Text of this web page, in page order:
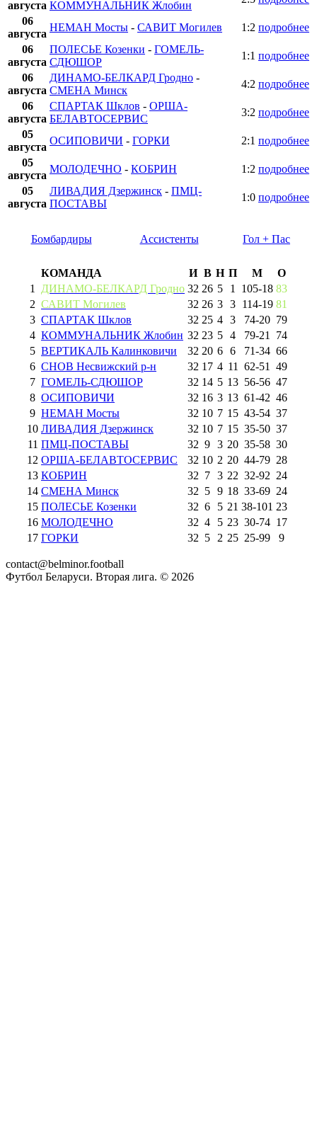
августа КОММУНАЛЬНИК Жлобин
06
августа
НЕМАН Мосты - САВИТ Могилев 1:2 подробнее
06
августа
ПОЛЕСЬЕ Козенки - ГОМЕЛЬ-
СДЮШОР
1:1 подробнее
06
августа
ДИНАМО-БЕЛКАРД Гродно -
СМЕНА Минск
4:2 подробнее
06
августа
СПАРТАК Шклов - ОРША-
БЕЛАВТОСЕРВИС
3:2 подробнее
05
августа
ОСИПОВИЧИ - ГОРКИ 2:1 подробнее
05
августа
МОЛОДЕЧНО - КОБРИН 1:2 подробнее
05
августа
ЛИВАДИЯ Дзержинск - ПМЦ-
ПОСТАВЫ
1:0 подробнее
Бомбардиры Ассистенты Гол + Пас
КОМАНДА И В Н П М
О
1
ДИНАМО-БЕЛКАРД Гродно 32 26 5 1 105-18 83
2 САВИТ Могилев 32 26 3 3 114-19 81
3 СПАРТАК Шклов 32 25 4 3 74-20 79
4 КОММУНАЛЬНИК Жлобин 32 23 5 4 79-21
74
5 ВЕРТИКАЛЬ Калинковичи 32 20 6 6 71-34 66
6 СНОВ Несвижский р-н 32 17 4 11 62-51
49
7 ГОМЕЛЬ-СДЮШОР 32 14 5 13 56-56 47
8 ОСИПОВИЧИ 32 16 3 13 61-42 46
9 НЕМАН Мосты 32 10 7 15 43-54 37
10 ЛИВАДИЯ Дзержинск 32 10 7 15 35-50 37
11 ПМЦ-ПОСТАВЫ 32 9 3 20 35-58 30
12 ОРША-БЕЛАВТОСЕРВИС 32 10 2 20 44-79 28
13 КОБРИН 32 7 3 22 32-92 24
14 СМЕНА Минск 32 5 9 18 33-69 24
15 ПОЛЕСЬЕ Козенки 32 6 5 21 38-101 23
16 МОЛОДЕЧНО 32 4 5 23 30-74 17
17 ГОРКИ 32 5 2 25 25-99 9
contact@belminor.football
Футбол Беларуси. Вторая лига. © 2026